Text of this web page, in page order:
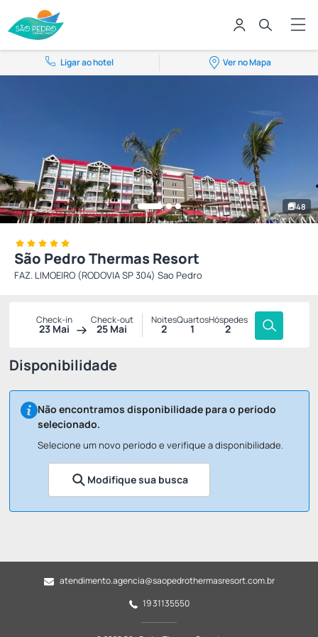
Ligar ao hotel Ver no Mapa
48
São Pedro Thermas Resort
FAZ. LIMOEIRO (RODOVIA SP 304) Sao Pedro
Check-in
23 Mai
Check-out
25 Mai
Noites
2
Quartos
1
Hóspedes
2
Disponibilidade
Não encontramos disponibilidade para o período
selecionado.
Selecione um novo período e verifique a disponibilidade.
Modifique sua busca
atendimento.agencia@saopedrothermasresort.com.br
19 31135550